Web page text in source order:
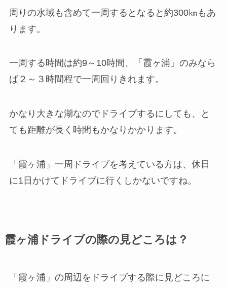
周りの水域も含めて一周するとなると約300㎞もあ
ります。
一周する時間は約9～10時間、「霞ヶ浦」のみなら
ば２～３時間程で一周回りきれます。
かなり大きな湖なのでドライブするにしても、と
ても距離が長く時間もかなりかかります。
「霞ヶ浦」一周ドライブを考えている方は、休日
に1日かけてドライブに行くしかないですね。
霞ヶ浦ドライブの際の見どころは？
「霞ヶ浦」の周辺をドライブする際に見どころに